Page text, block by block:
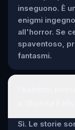
inseguono. È
enigmi
all'horror. Se
spaventoso,
fantasmi.
Sì. Le storie